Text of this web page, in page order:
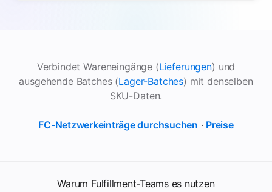
Verbindet Wareneingänge (Lieferungen) und
ausgehende Batches (Lager-Batches) mit denselben
SKU-Daten.
FC-Netzwerkeinträge durchsuchen · Preise
Warum Fulfillment-Teams es nutzen